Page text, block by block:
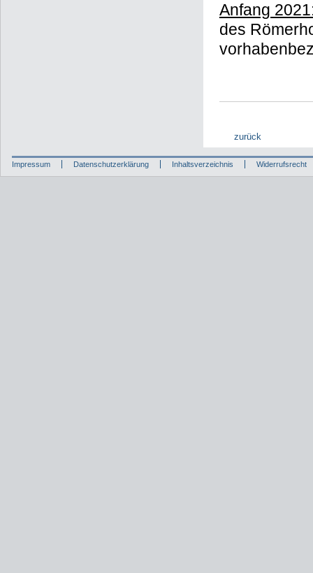
Anfang
des
zurück
Impressum Datenschutzerklärung Inhaltsverzeichnis Widerrufsrecht